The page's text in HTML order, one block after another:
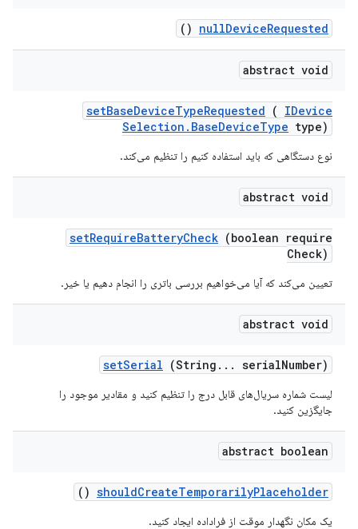
nullDeviceRequested
()
abstract void
setBaseDeviceTypeRequested ( IDevice
Selection . BaseDeviceType type)
نوع دستگاهی که باید استفاده کنیم را تنظیم می‌کند.
abstract void
setRequireBatteryCheck (boolean require
Check)
تعیین می‌کند که آیا می‌خواهیم بررسی باتری را انجام دهیم یا خیر.
abstract void
setSerial (String . . . serialNumber)
لیست شماره سریال‌های قابل درج را تنظیم کنید و مقادیر موجود را
جایگزین کنید.
abstract boolean
shouldCreateTemporarilyPlaceholder
()
یک مکان نگهدار موقت از فراداده ایجاد کنید.